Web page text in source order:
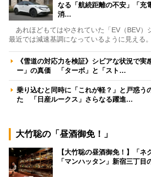
なる「航続距離の不安」「充
消…
あれほどもてはやされていた「EV（BEV）
最近では減速基調になっているように見える
《雪道の対応力を検証》シビアな状況で実
ー」の真価 「ターボ」と「スト…
乗り込むと同時に「これが軽？」と戸惑う
た 「日産ルークス」さらなる躍進…
大竹聡の「昼酒御免！」
【大竹聡の昼酒御免！】「ネ
「マンハッタン」新宿三丁